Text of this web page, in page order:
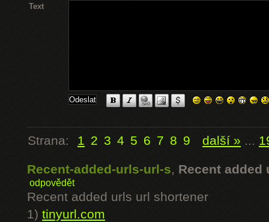
Text
Strana: 1 2 3 4 5 6 7 8 9 další » ...
Recent-added-urls-url-s, Recent added
odpovědět
Recent added urls url shortener
1) tinyurl.com